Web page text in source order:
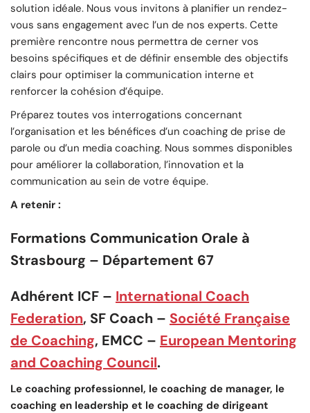
solution idéale. Nous vous invitons à planifier un rendez-
vous sans engagement avec l’un de nos experts. Cette
première rencontre nous permettra de cerner vos
besoins spécifiques et de définir ensemble des objectifs
clairs pour optimiser la communication interne et
renforcer la cohésion d’équipe.
Préparez toutes vos interrogations concernant
l’organisation et les bénéfices d’un coaching de prise de
parole ou d’un media coaching. Nous sommes disponibles
pour améliorer la collaboration, l’innovation et la
communication au sein de votre équipe.
A retenir :
Formations Communication Orale à
Strasbourg – Département 67
Adhérent ICF – International Coach
Federation, SF Coach – Société Française
de Coaching, EMCC – European Mentoring
and Coaching Council.
Le coaching professionnel, le coaching de manager, le
coaching en leadership et le coaching de dirigeant